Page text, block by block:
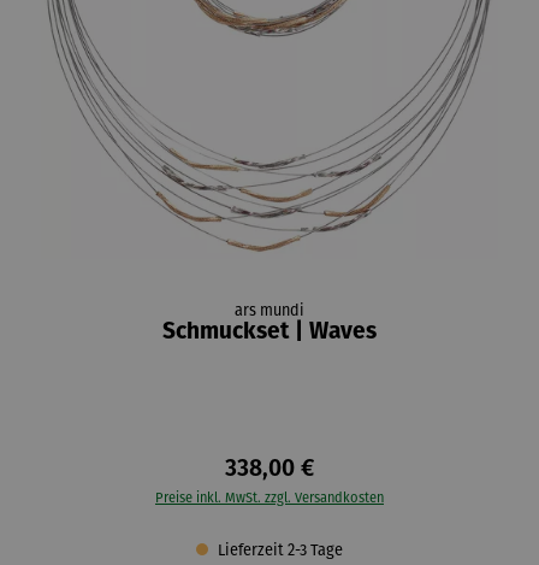
ars mundi
Schmuckset | Waves
338,00 €
Preise inkl. MwSt. zzgl. Versandkosten
Lieferzeit 2-3 Tage